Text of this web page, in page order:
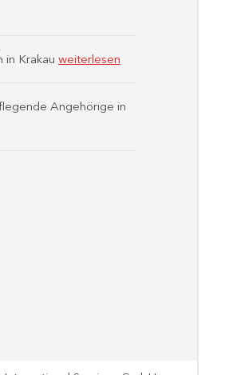
in Krakau weiterlesen
Angehörige in